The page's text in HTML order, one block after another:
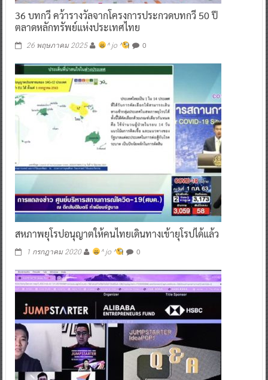
36 บทกวี คว้ารางวัลจากโครงการประกวดบทกวี 50 ปี
ตลาดหลักทรัพย์แห่งประเทศไทย
26 พฤษภาคม 2025 ^ jo ^ 0
สหภาพยุโรปอนุญาตให้คนไทยเดินทางเข้ายุโรปได้แล้ว
1 กรกฎาคม 2020 ^ jo ^ 0